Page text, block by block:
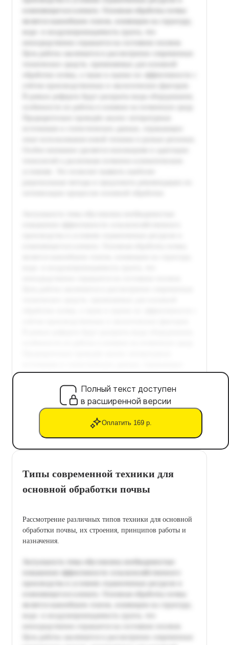
Полный текст доступен
в расширенной версии
Оплатить 169 р.
Типы современной техники для
основной обработки почвы
Рассмотрение различных типов техники для основной
обработки почвы, их строения, принципов работы и
назначения.